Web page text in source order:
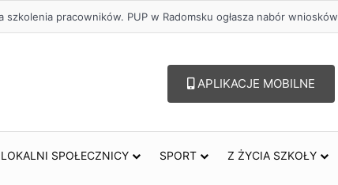
szkolenia pracowników. PUP w Radomsku ogłasza nabór wniosków
APLIKACJE MOBILNE
LOKALNI SPOŁECZNICY SPORT Z ŻYCIA SZKOŁY